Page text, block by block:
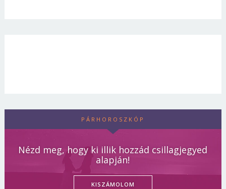
PÁRHOROSZKÓP
Nézd meg, hogy ki illik hozzád csillagjegyed
alapján!
KISZÁMOLOM